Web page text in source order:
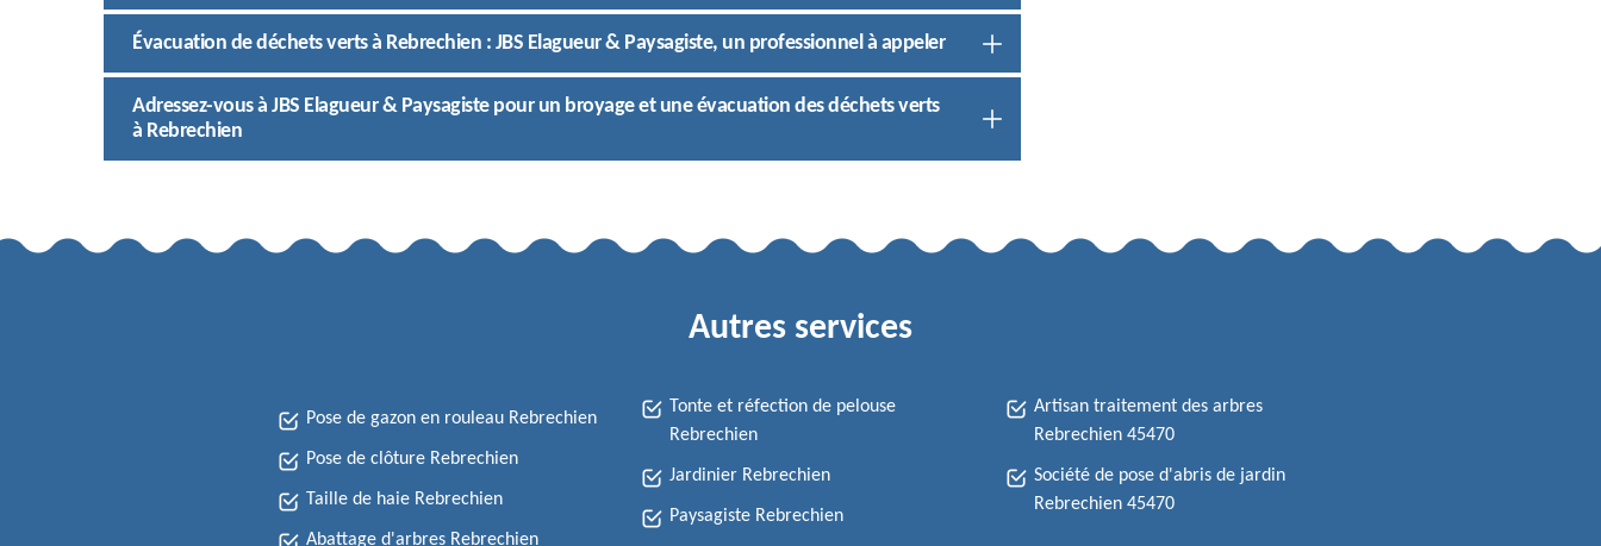
Évacuation de déchets verts à Rebrechien : JBS Elagueur & Paysagiste, un professionnel à appeler
Adressez-vous à JBS Elagueur & Paysagiste pour un broyage et une évacuation des déchets verts
à Rebrechien
Autres services
Pose de gazon en rouleau Rebrechien
Pose de clôture Rebrechien
Taille de haie Rebrechien
Abattage d'arbres Rebrechien
Tonte et réfection de pelouse
Rebrechien
Jardinier Rebrechien
Paysagiste Rebrechien
Artisan traitement des arbres
Rebrechien 45470
Société de pose d'abris de jardin
Rebrechien 45470